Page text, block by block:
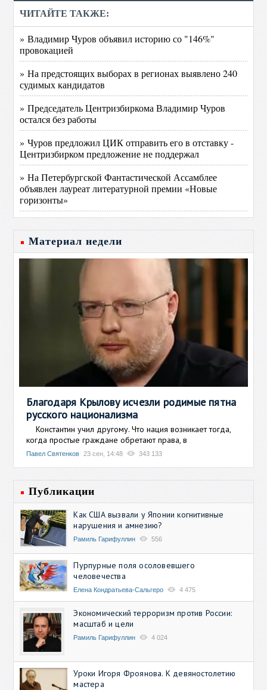
ЧИТАЙТЕ ТАКЖЕ:
» Владимир Чуров объявил историю со "146%"
провокацией
» На предстоящих выборах в регионах выявлено 240
судимых кандидатов
» Председатель Центризбиркома Владимир Чуров
остался без работы
» Чуров предложил ЦИК отправить его в отставку -
Центризбирком предложение не поддержал
» На Петербургской Фантастической Ассамблее
объявлен лауреат литературной премии «Новые
горизонты»
Материал недели
Благодаря Крылову исчезли родимые пятна
русского национализма
Константин учил другому. Что нация возникает тогда,
когда простые граждане обретают права, в
Павел Святенков 23 сен, 14:48 343 133
Публикации
Как США вызвали у Японии когнитивные
нарушения и амнезию?
Рамиль Гарифуллин 556
Пурпурные поля осоловевшего
человечества
Елена Кондратьева-Сальгеро 4 475
Экономический терроризм против России:
масштаб и цели
Рамиль Гарифуллин 4 024
Уроки Игоря Фроянова. К девяностолетию
мастера